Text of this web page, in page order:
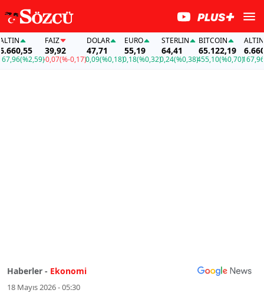
(%2,59)
FAİZ
39,92
-0,07(%-0,17)
DOLAR
47,71
0,09(%0,18)
EURO
55,19
0,18(%0,32)
STERLIN
64,41
0,24(%0,38)
BITCOIN
65.122,19
455,10(%0,70)
ALTIN
167,96
Haberler - Ekonomi
18 Mayıs 2026 - 05:30